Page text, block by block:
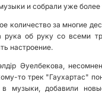
и собрали уже
за многие
об руку со всеми
настроение.
Әуелбекова,
то трек "Гаухартас"
музыки, добавили